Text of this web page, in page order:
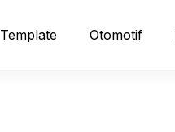
Template Otomotif